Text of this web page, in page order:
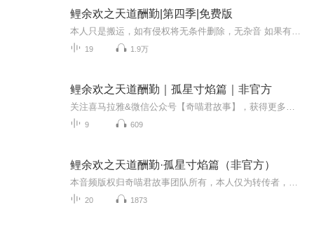
鲤余欢之天道酬勤|第四季|免费版
19 1.9万
鲤余欢之天道酬勤｜孤星寸焰篇｜非官方
9 609
鲤余欢之天道酬勤·孤星寸焰篇（非官方）
20 1873